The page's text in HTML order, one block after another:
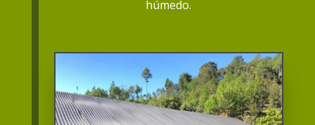
húmedo.